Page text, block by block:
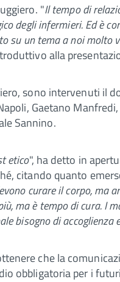
"Il tempo di
degli infermieri. Ed è
su un tema a noi molto
alla
sono intervenuti il
Gaetano
Sannino.
etico", ha detto in
citando quanto
curare il corpo, ma
ma è tempo di cura. I
bisogno di accoglienza
che la
obbligatoria per i